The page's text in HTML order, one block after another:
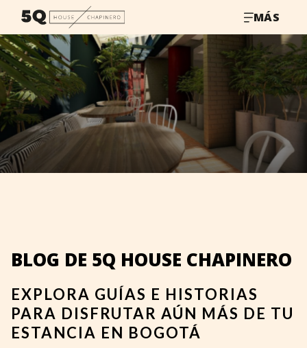
MÁS
BLOG DE 5Q HOUSE CHAPINERO
EXPLORA GUÍAS E HISTORIAS
PARA DISFRUTAR AÚN MÁS DE TU
ESTANCIA EN BOGOTÁ